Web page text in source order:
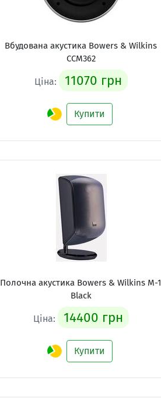
Вбудована акустика Bowers & Wilkins
CCM362
Ціна: 11070 грн
Купити
Полочна акустика Bowers & Wilkins M-1
Black
Ціна: 14400 грн
Купити